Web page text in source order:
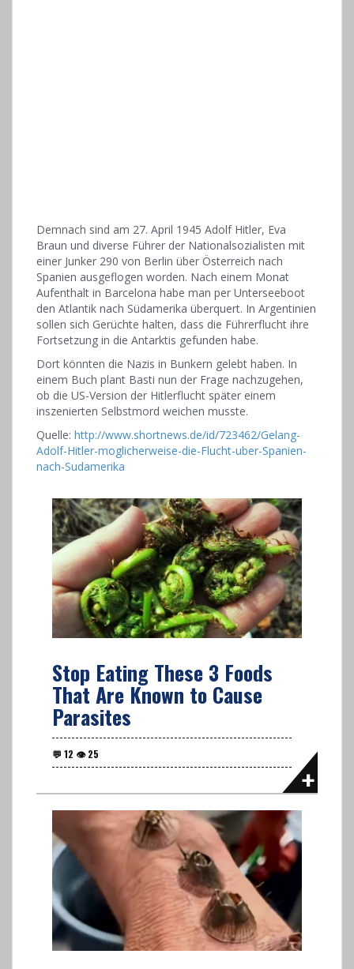
Demnach sind am 27. April 1945 Adolf Hitler, Eva
Braun und diverse Führer der Nationalsozialisten mit
einer Junker 290 von Berlin über Österreich nach
Spanien ausgeflogen worden. Nach einem Monat
Aufenthalt in Barcelona habe man per Unterseeboot
den Atlantik nach Südamerika überquert. In Argentinien
sollen sich Gerüchte halten, dass die Führerflucht ihre
Fortsetzung in die Antarktis gefunden habe.
Dort könnten die Nazis in Bunkern gelebt haben. In
einem Buch plant Basti nun der Frage nachzugehen,
ob die US-Version der Hitlerflucht später einem
inszenierten Selbstmord weichen musste.
Quelle: http://www.shortnews.de/id/723462/Gelang-
Adolf-Hitler-moglicherweise-die-Flucht-uber-Spanien-
nach-Sudamerika
Stop Eating These 3 Foods
That Are Known to Cause
Parasites